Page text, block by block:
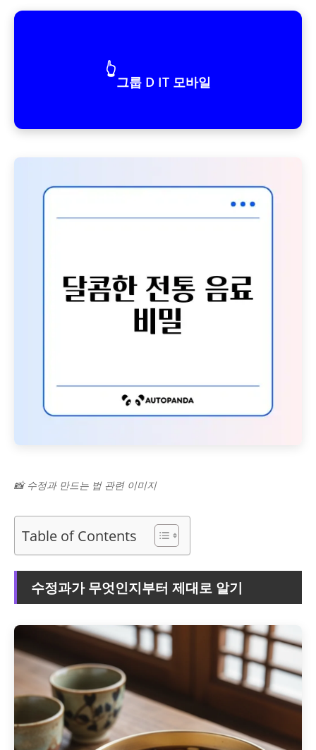
👆
그룹 D IT 모바일
📸 수정과 만드는 법 관련 이미지
Table of Contents
수정과가 무엇인지부터 제대로 알기